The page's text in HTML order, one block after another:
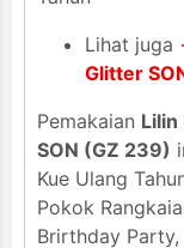
Lihat juga
Glitter
Pemakaian Lilin
SON (GZ 239)
Kue Ulang
Pokok
Brirthday